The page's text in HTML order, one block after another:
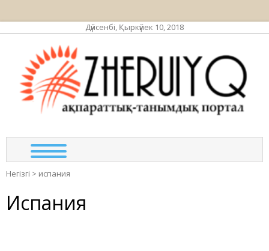
Дүйсенбі, Қыркүйек 10, 2018
Негізгі > испания
Испания